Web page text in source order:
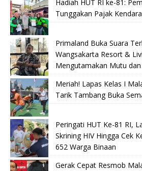
Hadiah HUT RI ke-81:
Tunggakan Pajak
Primaland Buka Suara
Wangsakarta Resort &
Mengutamakan Mutu
Meriah! Lapas Kelas I
Tarik Tambang Buka
Peringati HUT Ke-81 RI,
Skrining HIV Hingga Cek
652 Warga Binaan
Gerak Cepat Resmob